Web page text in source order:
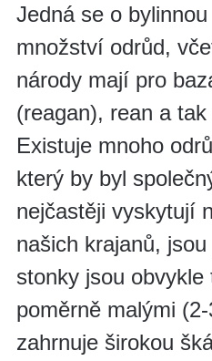
Jedná se o
množství odrůd,
národy mají pro
(reagan), rean a tak
Existuje mnoho
který by byl
nejčastěji vyskytují
našich krajanů,
stonky jsou
poměrně malými
zahrnuje širokou